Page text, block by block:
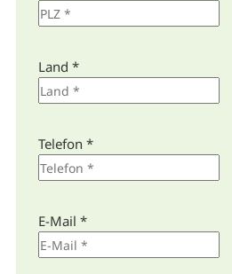
Land *
Telefon *
E-Mail *